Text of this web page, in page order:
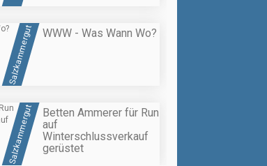
Salzkammergut WWW - Was Wann Wo?
Salzkammergut
Betten Ammerer für Run
auf
Winterschlussverkauf
gerüstet